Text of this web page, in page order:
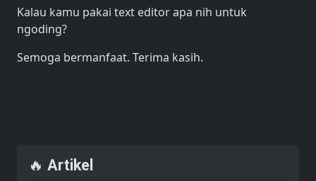
Kalau kamu pakai text editor apa nih untuk
ngoding?
Semoga bermanfaat. Terima kasih.
🔥 Artikel